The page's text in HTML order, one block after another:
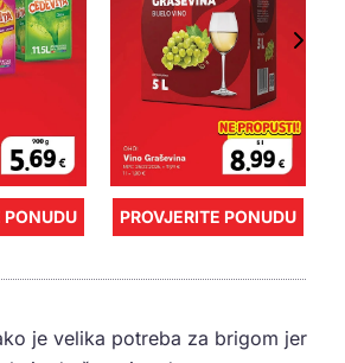
PONUDU PROVJERITE PONUDU
je velika potreba za brigom jer